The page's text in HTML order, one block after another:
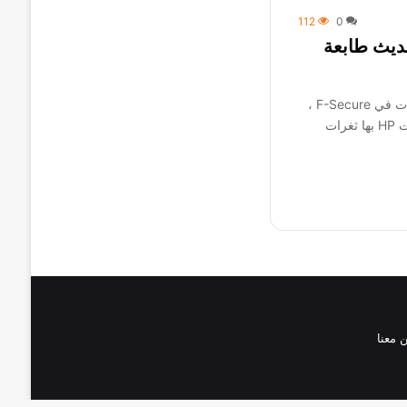
0
112
طابعة
وفقًا لباحثي أمن تكنولوجيا المعلومات في F-Secure ،
فإن أكثر من 150 طرازًا من طابعات HP بها ثغرات
معنا